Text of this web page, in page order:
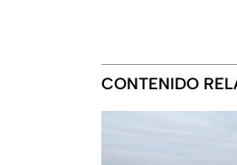
CONTENIDO